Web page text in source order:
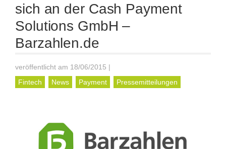
sich an der Cash Payment
Solutions GmbH –
Barzahlen.de
veröffentlicht am 18/06/2015 |
Fintech
News Payment Pressemitteilungen